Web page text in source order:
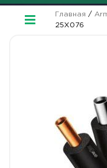
Главная /
25X076